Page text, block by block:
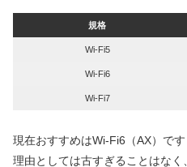
規格
Wi-Fi5
Wi-Fi6
Wi-Fi7
現在おすすめはWi-Fi6（AX）です
理由としては古すぎることはな